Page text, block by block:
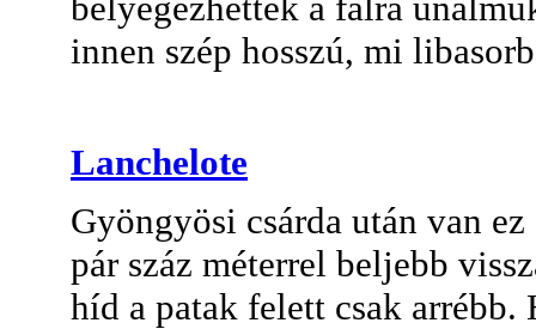
innen szép hosszú, mi
Lanchelote
Gyöngyösi csárda után van
pár száz méterrel beljebb
híd a patak felett csak arrébb.